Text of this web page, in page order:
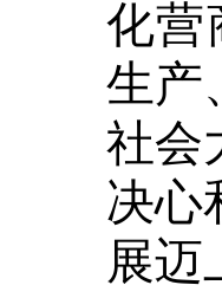
化营
生产
社会
决心
展迈